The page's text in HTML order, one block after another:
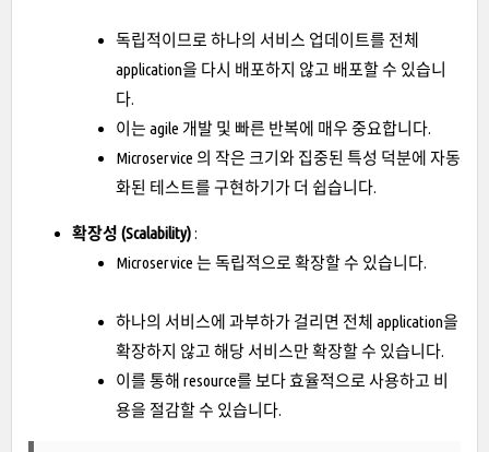
독립적이므로 하나의 서비스 업데이트를 전체
application을 다시 배포하지 않고 배포할 수 있습니
다.
이는 agile 개발 및 빠른 반복에 매우 중요합니다.
Microservice 의 작은 크기와 집중된 특성 덕분에 자동
화된 테스트를 구현하기가 더 쉽습니다.
확장성 (Scalability):
Microservice 는 독립적으로 확장할 수 있습니다.
하나의 서비스에 과부하가 걸리면 전체 application을
확장하지 않고 해당 서비스만 확장할 수 있습니다.
이를 통해 resource를 보다 효율적으로 사용하고 비
용을 절감할 수 있습니다.